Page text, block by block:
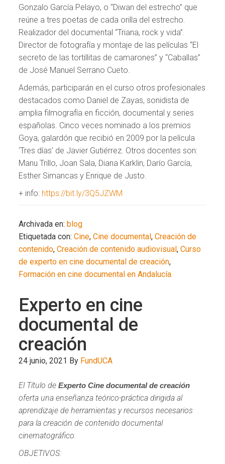
Gonzalo García Pelayo, o “Diwan del estrecho” que
reúne a tres poetas de cada orilla del estrecho.
Realizador del documental “Triana, rock y vida”.
Director de fotografía y montaje de las películas “El
secreto de las tortillitas de camarones” y “Caballas”
de José Manuel Serrano Cueto.
Además, participarán en el curso otros profesionales
destacados como Daniel de Zayas, sonidista de
amplia filmografía en ficción, documental y series
españolas. Cinco veces nominado a los premios
Goya, galardón que recibió en 2009 por la película
‘Tres días’ de Javier Gutiérrez. Otros docentes son:
Manu Trillo, Joan Sala, Diana Karklin, Darío García,
Esther Simancas y Enrique de Justo.
+ info: https://bit.ly/3Q5JZWM
Archivada en:blog
Etiquetada con:Cine,Cine documental,Creación de
contenido,Creación de contenido audiovisual,Curso
de experto en cine documental de creación,
Formación en cine documental en Andalucía
Experto en cine
documental de
creación
24 junio, 2021 By FundUCA
El Título deExperto Cine documental de creación
oferta una enseñanza teórico-práctica dirigida al
aprendizaje de herramientas y recursos necesarios
para la creación de contenido documental
cinematográfico.
OBJETIVOS: